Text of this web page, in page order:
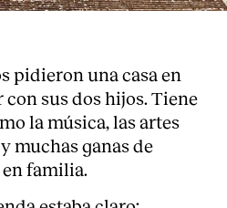
pidieron una casa en
sus dos hijos. Tiene
la música, las artes
muchas ganas de
familia.